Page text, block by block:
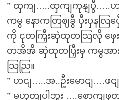
” ထှကျ…..ထှကျကုနျပွီ…..ဟ
ကမွ နောကတြဈခွီ ပှီးပှနလြပှ
ကို ငုတကြှီးဆှဲထုတသြလို ဖှေးဖှ
တအိအိ ဆှဲထုတပြှီးမှ ကမွအား
သြညြ။
” ဟငျ…..အ..ဦးမောငျ….ဖ
” မဟုတျပါဘူး ….စောကျဖု